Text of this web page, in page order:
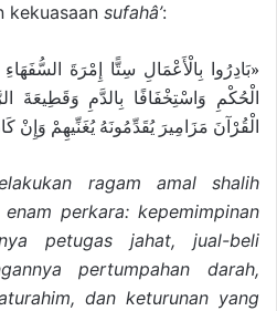
kekuasaan sufahâ’:
«بَادِرُوا بِالْأَعْمَالِ سِتًّا إِمْرَةَ
الْحُكْمِ وَاسْتِخْفَافًا بِالدَّمِ وَقَطِيعَةَ
الْقُرْآنَ مَزَامِيرَ يُقَدِّمُونَهُ يُغَنِّيهِمْ وَإِنْ
ragam amal shalih
perkara: kepemimpinan
petugas jahat, jual-beli
pertumpahan darah,
dan keturunan yang